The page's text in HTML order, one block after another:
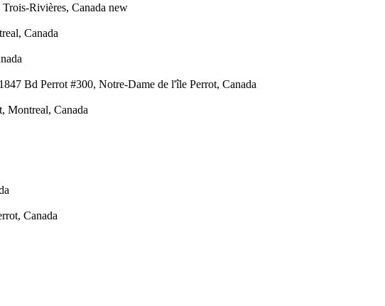
Rivières, Canada new
Canada
1847 Bd Perrot #300, Notre-Dame de l'île Perrot, Canada
Montreal, Canada
Canada